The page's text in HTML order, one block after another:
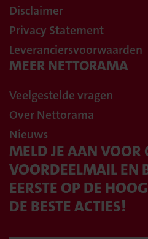
Disclaimer
Privacy Statement
Leveranciersvoorwaarden
MEER NETTORAMA
Veelgestelde vragen
Over Nettorama
Nieuws
MELD JE AAN VOOR
VOORDEELMAIL EN
EERSTE OP DE
DE BESTE ACTIES!